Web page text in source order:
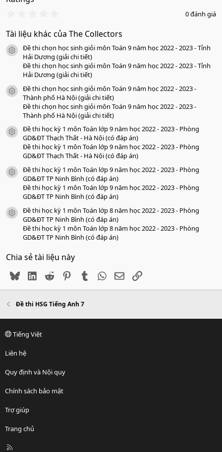
0
0
a
o
0 đánh giá
Tài liệu khác của The Collectors
icon tài liệu
Đề thi chọn học sinh giỏi môn Toán 9 năm học 2022 - 2023 - Tỉnh
Hải Dương (giải chi tiết)
Đề thi chọn học sinh giỏi môn Toán 9 năm học 2022 - 2023 - Tỉnh
Hải Dương (giải chi tiết)
icon tài liệu
Đề thi chọn học sinh giỏi môn Toán 9 năm học 2022 - 2023 -
Thành phố Hà Nội (giải chi tiết)
Đề thi chọn học sinh giỏi môn Toán 9 năm học 2022 - 2023 -
Thành phố Hà Nội (giải chi tiết)
icon tài liệu
Đề thi học kỳ 1 môn Toán lớp 9 năm học 2022 - 2023 - Phòng
GD&ĐT Thạch Thất - Hà Nội (có đáp án)
Đề thi học kỳ 1 môn Toán lớp 9 năm học 2022 - 2023 - Phòng
GD&ĐT Thạch Thất - Hà Nội (có đáp án)
icon tài liệu
Đề thi học kỳ 1 môn Toán lớp 9 năm học 2022 - 2023 - Phòng
GD&ĐT TP Ninh Bình (có đáp án)
Đề thi học kỳ 1 môn Toán lớp 9 năm học 2022 - 2023 - Phòng
GD&ĐT TP Ninh Bình (có đáp án)
icon tài liệu
Đề thi học kỳ 1 môn Toán lớp 8 năm học 2022 - 2023 - Phòng
GD&ĐT TP Ninh Bình (có đáp án)
Đề thi học kỳ 1 môn Toán lớp 8 năm học 2022 - 2023 - Phòng
GD&ĐT TP Ninh Bình (có đáp án)
Chia sẻ tài liệu này
BlueskyLinkedIn
Reddit PinterestTumblr WhatsApp
EmailLink
Đề thi HSG Tiếng Anh 7
Tiếng Việt
Liên hệ
Quy định và Nội quy
Chính sách bảo mật
Trợ giúp
Trang chủ
R